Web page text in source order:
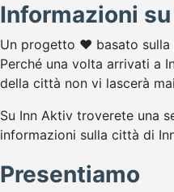
Informazioni
Un progetto ♥ basato sulla
Perché una volta arrivati a
della città non vi lascerà
Su Inn Aktiv troverete una
informazioni sulla città di
Presentiamo